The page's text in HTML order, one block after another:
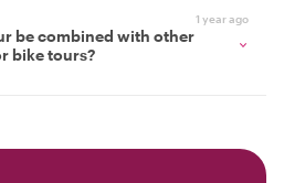
1 year ago
be combined with other
bike tours?